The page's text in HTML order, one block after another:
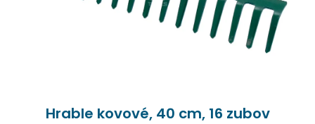
Hrable kovové, 40 cm, 16 zubov